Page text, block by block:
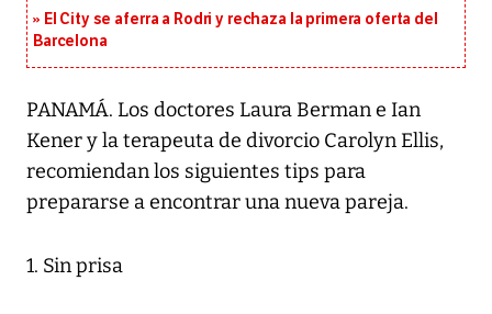
El City se aferra a Rodri y rechaza la primera oferta del
Barcelona
PANAMÁ. Los doctores Laura Berman e Ian
Kener y la terapeuta de divorcio Carolyn Ellis,
recomiendan los siguientes tips para
prepararse a encontrar una nueva pareja.
1. Sin prisa